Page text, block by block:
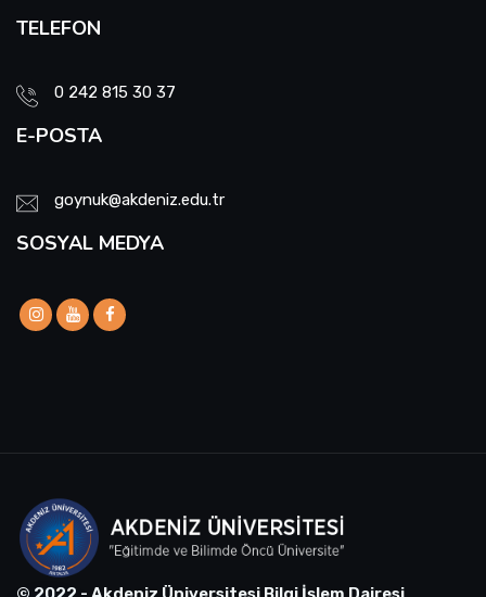
TELEFON
0 242 815 30 37
E-POSTA
goynuk@akdeniz.edu.tr
SOSYAL MEDYA